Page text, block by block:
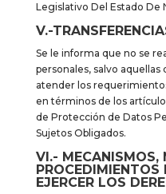
Legislativo Del Estado De
V.-
Se le informa que no se
personales, salvo aquellas
atender los
en términos de los
de Protección de Datos
Sujetos Obligados.
VI.- MECANISMOS,
PROCEDIMIENTOS
EJERCER LOS